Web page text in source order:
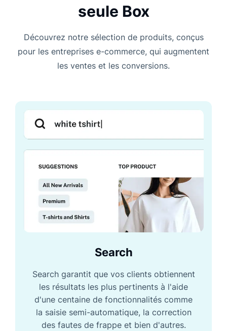
seule Box
Découvrez notre sélection de produits, conçus
pour les entreprises e-commerce, qui augmentent
les ventes et les conversions.
Search
Search garantit que vos clients obtiennent
les résultats les plus pertinents à l'aide
d'une centaine de fonctionnalités comme
la saisie semi-automatique, la correction
des fautes de frappe et bien d'autres.